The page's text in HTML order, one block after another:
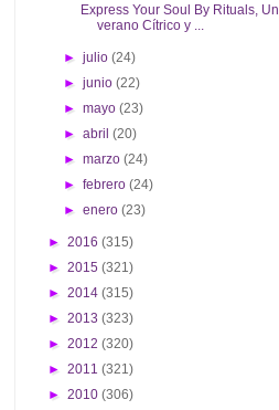
Express Your Soul By Rituals, Un
verano Cítrico y ...
►julio(24)
►junio(22)
►mayo(23)
►abril(20)
►marzo(24)
►febrero(24)
►enero(23)
► 2016 (315)
► 2015 (321)
► 2014 (315)
► 2013 (323)
► 2012 (320)
► 2011 (321)
► 2010 (306)